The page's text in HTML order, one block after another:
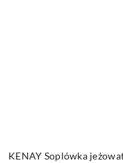
KENAY Soplówka